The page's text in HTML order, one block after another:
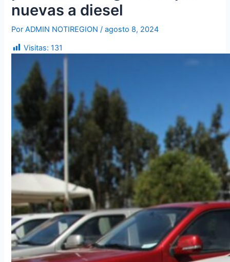
nuevas a diesel
PorADMIN NOTIREGION/agosto 8, 2024
Visitas: 131